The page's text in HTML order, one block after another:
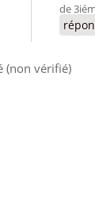
de
(non vérifié)